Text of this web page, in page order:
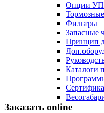
Опции
Фильтры
Запасные
Принцип
Каталоги
Заказать online